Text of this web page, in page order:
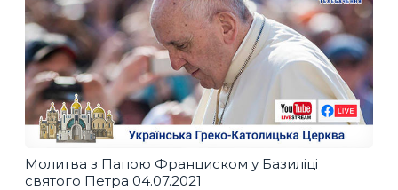
Молитва з Папою Франциском у Базиліці
святого Петра 04.07.2021